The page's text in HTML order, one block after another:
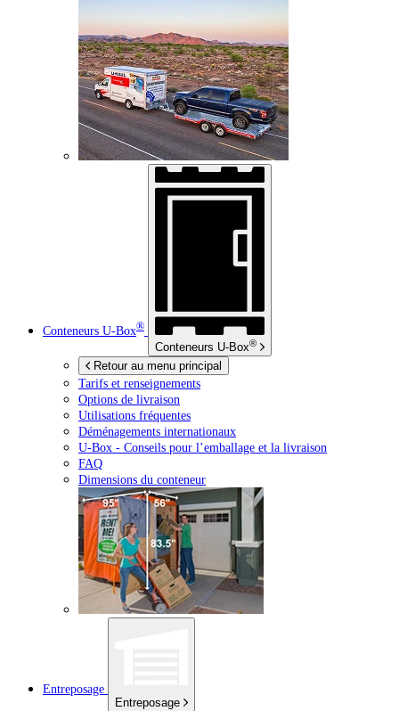
Conteneurs U-Box®
Conteneurs U-Box®
Retour au menu principal
Tarifs et renseignements
Options de livraison
Utilisations fréquentes
Déménagements internationaux
U-Box - Conseils pour l’emballage et la livraison
FAQ
Dimensions du conteneur
Entreposage
Entreposage